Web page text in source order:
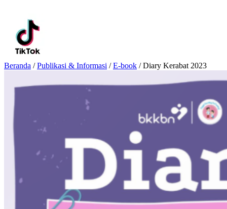
Beranda / Publikasi & Informasi / E-book / Diary Kerabat 2023